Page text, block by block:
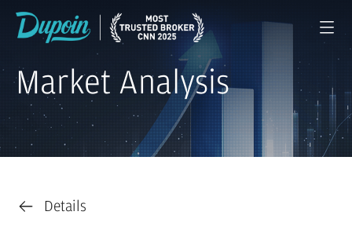
Market Analysis
Details